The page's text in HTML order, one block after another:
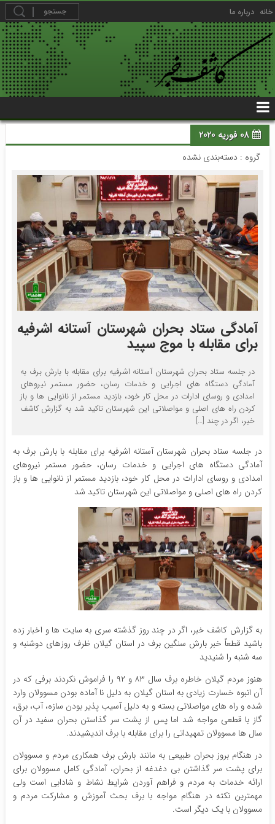
خانه درباره ما
08 فوریه 2020
گروه : دسته‌بندی نشده
آمادگی ستاد بحران شهرستان آستانه اشرفیه
برای مقابله با موج سپید
در جلسه ستاد بحران شهرستان آستانه اشرفیه برای مقابله با بارش برف به
آمادگی دستگاه های اجرایی و خدمات رسان، حضور مستمر نیروهای
امدادی و روسای ادارات در محل کار خود، بازدید مستمر از نانوایی ها و باز
کردن راه های اصلی و مواصلاتی این شهرستان تاکید شد به گزارش کاشف
خبر، اگر در چند […]
در جلسه ستاد بحران شهرستان آستانه اشرفیه برای مقابله با بارش برف به
آمادگی دستگاه های اجرایی و خدمات رسان، حضور مستمر نیروهای
امدادی و روسای ادارات در محل کار خود، بازدید مستمر از نانوایی ها و باز
کردن راه های اصلی و مواصلاتی این شهرستان تاکید شد
به گزارش کاشف خبر، اگر در چند روز گذشته سری به سایت ها و اخبار زده
باشید قطعاً خبر بارش سنگین برف در استان گیلان ظرف روزهای دوشنبه و‌
سه شنبه را شنیدید
هنوز مردم گیلان خاطره برف سال ۸۳ و ۹۲ را فراموش نکردند برفی که در
آن انبوه خسارت زیادی به استان گیلان به دلیل نا آماده بودن مسوولان وارد
شده و راه های مواصلاتی بسته و به دلیل آسیب پذیر بودن سازه، آب، برق،
گاز با قطعی مواجه شد اما پس از پشت سر گذاستن بحران سفید در آن
سال ها مسوولان تمهیداتی را برای مقابله با برف اندیشیدند.
در هنگام بروز بحران طبیعی به مانند بارش برف همکاری مردم و مسوولان
برای پشت سر گذاشتن بی دغدغه از بحران، آمادگی کامل مسوولان برای
ارائه خدمات به مردم و فراهم آوردن شرایط نشاط و شادابی است ولی
مهمترین نکته در هنگام مواجه با برف بحث آموزش و مشارکت مردم و
مسوولان با یک دیگر است.